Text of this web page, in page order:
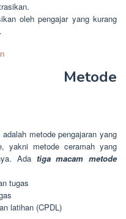
oleh pengajar yang kurang
Metode
adalah metode pengajaran yang
yakni metode ceramah yang
Ada tiga macam metode
tugas
latihan (CPDL)